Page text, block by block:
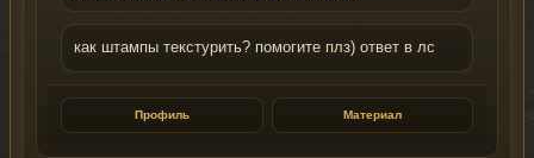
как штампы текстурить? помогите плз) ответ в лс
Профиль Материал